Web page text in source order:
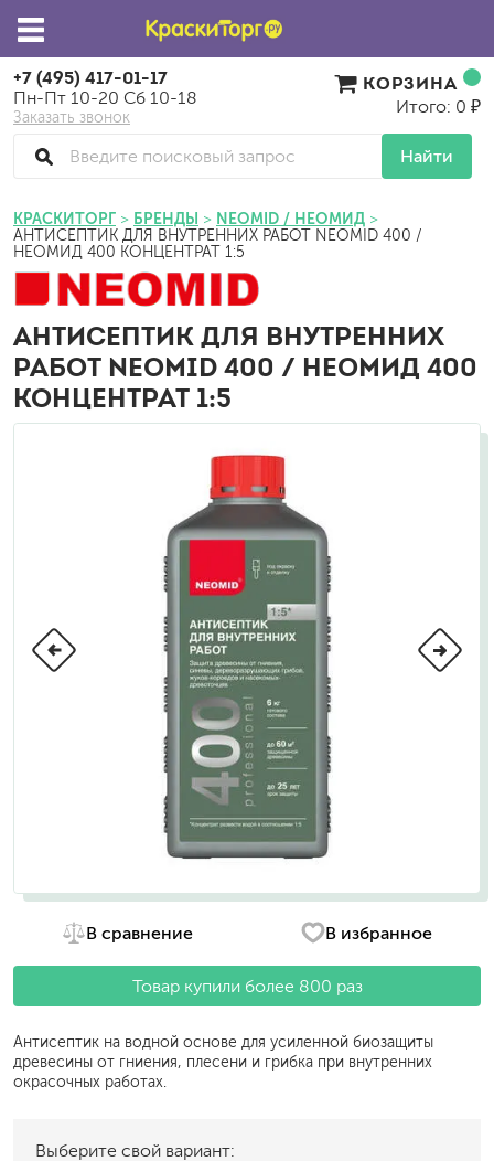
+7 (495) 417-01-17
Пн-Пт 10-20 Сб 10-18
Заказать звонок
Найти
КОРЗИНА
Итого: 0 ₽
КРАСКИТОРГ БРЕНДЫ NEOMID / НЕОМИД
АНТИСЕПТИК ДЛЯ ВНУТРЕННИХ РАБОТ NEOMID 400 /
НЕОМИД 400 КОНЦЕНТРАТ 1:5
АНТИСЕПТИК ДЛЯ ВНУТРЕННИХ
РАБОТ NEOMID 400 / НЕОМИД 400
КОНЦЕНТРАТ 1:5
В сравнение В избранное
Товар купили более 800 раз
Антисептик на водной основе для усиленной биозащиты
древесины от гниения, плесени и грибка при внутренних
окрасочных работах.
Выберите свой вариант: